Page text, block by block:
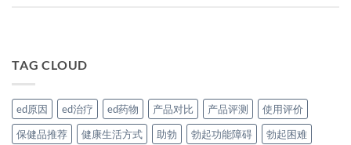
TAG CLOUD
ed原因 ed治疗 ed药物 产品对比 产品评测
使用评价
保健品推荐
健康生活方式 助勃 勃起功能障碍
勃起困难